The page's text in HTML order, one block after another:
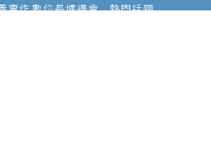
實作數位長爐邊會
熱門話題